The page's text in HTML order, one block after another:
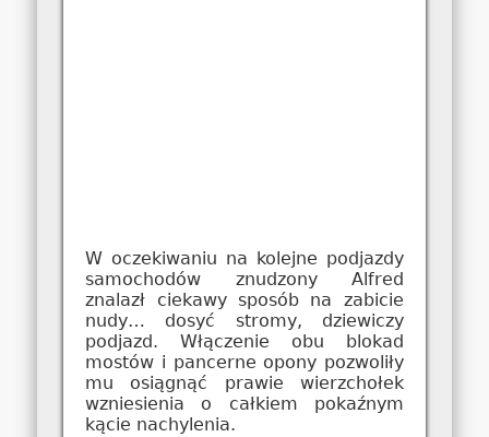
W oczekiwaniu na kolejne podjazdy
samochodów znudzony Alfred
znalazł ciekawy sposób na zabicie
nudy… dosyć stromy, dziewiczy
podjazd. Włączenie obu blokad
mostów i pancerne opony pozwoliły
mu osiągnąć prawie wierzchołek
wzniesienia o całkiem pokaźnym
kącie nachylenia.